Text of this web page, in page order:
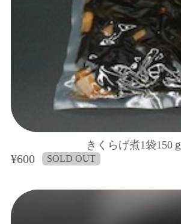
きくらげ煮1袋150ｇ
¥600 SOLD OUT